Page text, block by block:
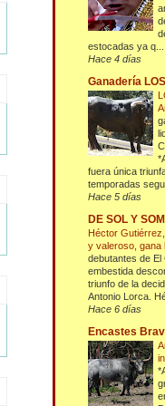
estocadas ya q...
Hace 4 días
Ganadería
fuera única
temporadas
Hace 5 días
DE SOL Y
Héctor
y valeroso,
debutantes de
embestida
triunfo de la
Antonio Lorca.
Hace 6 días
Encastes